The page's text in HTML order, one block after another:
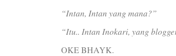
“Intan, Intan yang mana?”
“Itu.. Intan Inokari, yang
OKE BHAYK.